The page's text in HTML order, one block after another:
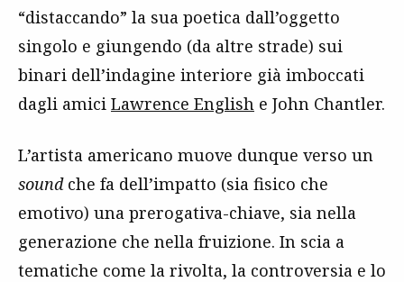
“distaccando” la sua poetica dall’oggetto
singolo e giungendo (da altre strade) sui
binari dell’indagine interiore già imboccati
dagli amici Lawrence English e John Chantler.
L’artista americano muove dunque verso un
soundche fa dell’impatto (sia fisico che
emotivo) una prerogativa-chiave, sia nella
generazione che nella fruizione. In scia a
tematiche come la rivolta, la controversia e lo